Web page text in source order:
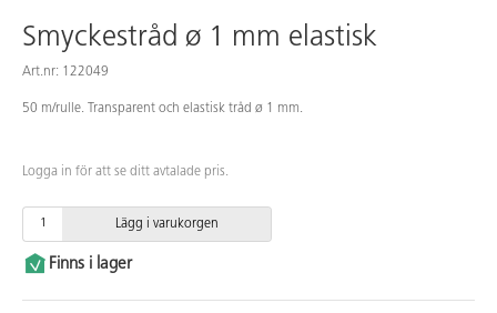
Smyckestråd ø 1 mm elastisk
Art.nr: 122049
50 m/rulle. Transparent och elastisk tråd ø 1 mm.
Logga in för att se ditt avtalade pris.
Lägg i varukorgen
Finns i lager